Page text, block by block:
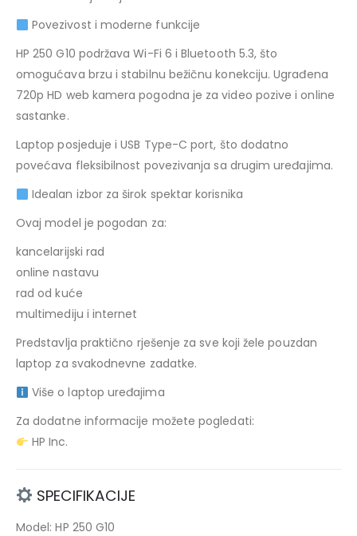
Povezivost i moderne funkcije
HP 250 G10 podržava Wi-Fi 6 i Bluetooth 5.3, što
omogućava brzu i stabilnu bežičnu konekciju. Ugrađena
720p HD web kamera pogodna je za video pozive i online
sastanke.
Laptop posjeduje i USB Type-C port, što dodatno
povećava fleksibilnost povezivanja sa drugim uređajima.
Idealan izbor za širok spektar korisnika
Ovaj model je pogodan za:
kancelarijski rad
online nastavu
rad od kuće
multimediju i internet
Predstavlja praktično rješenje za sve koji žele pouzdan
laptop za svakodnevne zadatke.
Više o laptop uređajima
Za dodatne informacije možete pogledati:
HP Inc.
SPECIFIKACIJE
Model: HP 250 G10